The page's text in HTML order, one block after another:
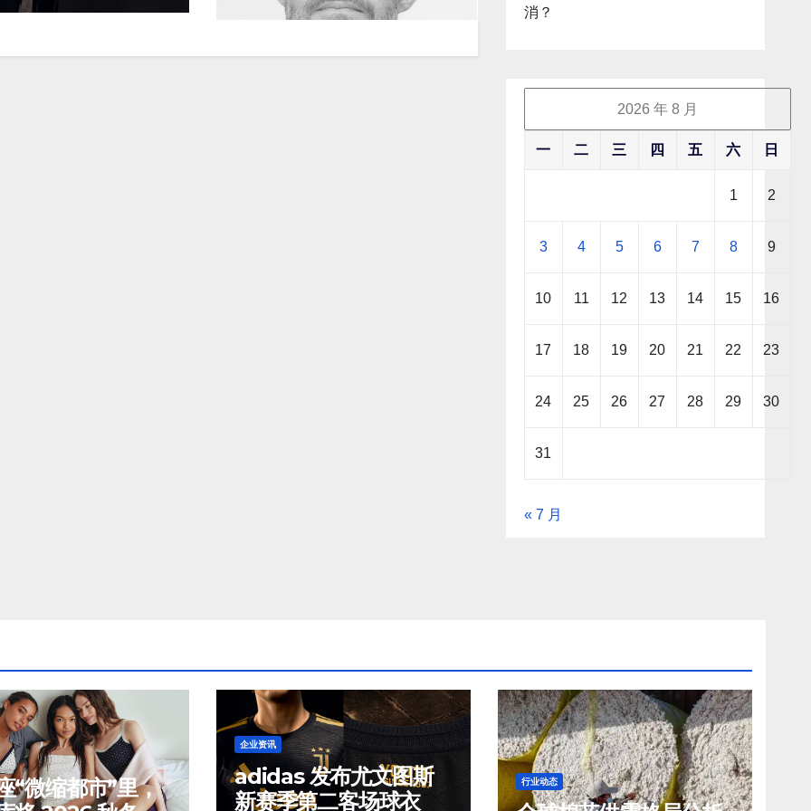
消？
2026 年 8 月
一 二 三 四 五 六 日
1 2
3 4 5 6 7 8 9
10 11 12 13 14 15 16
17 18 19 20 21 22 23
24 25 26 27 28 29 30
31
« 7 月
“微缩都市”里，
企业资讯
adidas 发布尤文图斯
新赛季第二客场球衣
行业动态